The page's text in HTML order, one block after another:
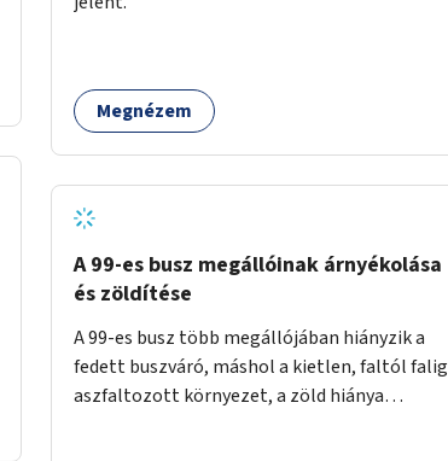
időszakokban zsúfolt 5-ös autóbusz
Megnézem
A 99-es busz megállóinak árnyékolása
és zöldítése
A 99-es busz több megállójában hiányzik a
fedett buszváró, máshol a kietlen, faltól falig
aszfaltozott környezet, a zöld hiánya